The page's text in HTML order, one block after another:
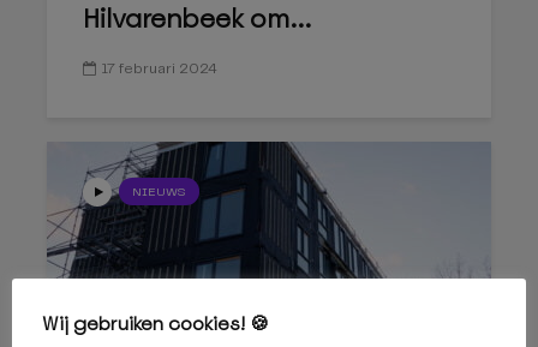
Hilvarenbeek om...
17 februari 2024
NIEUWS
Wij gebruiken cookies! 🍪